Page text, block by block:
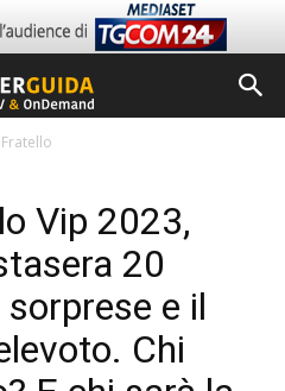
Vip 2023,
20
e il
Chi